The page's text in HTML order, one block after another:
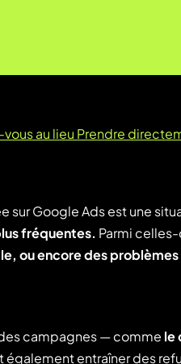
au lieu Prendre
sur Google Ads est une
fréquentes. Parmi celles-
ou encore des problèmes
campagnes — comme le
également entraîner des